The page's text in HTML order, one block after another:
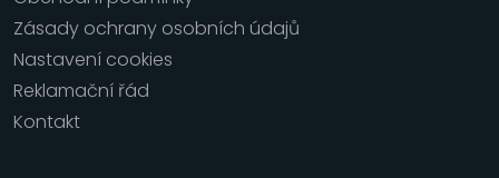
Zásady ochrany osobních údajů
Nastavení cookies
Reklamační řád
Kontakt